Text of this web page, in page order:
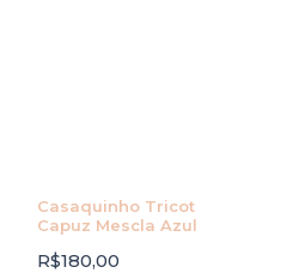
Casaquinho Tricot
Capuz Mescla Azul
R$180,00